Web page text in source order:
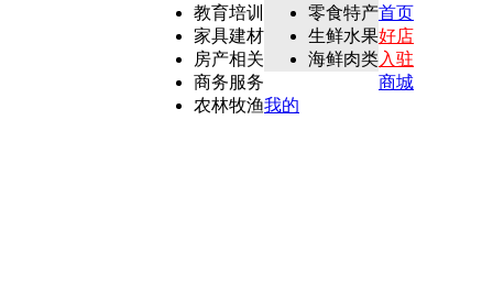
教育培训
家具建材
房产相关
商务服务
农林牧渔
零食特产
生鲜水果
海鲜肉类
首页
好店
入驻
商城
我的